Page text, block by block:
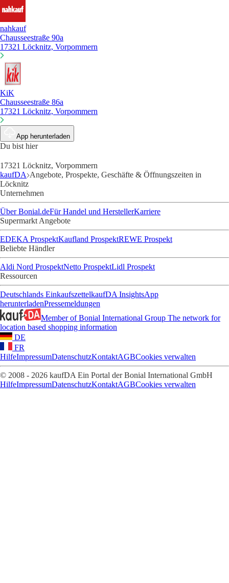
nahkauf
Chausseestraße 90a
17321 Löcknitz, Vorpommern
KiK
Chausseestraße 86a
17321 Löcknitz, Vorpommern
App herunterladen
Du bist hier
17321 Löcknitz, Vorpommern
kaufDA Angebote, Prospekte, Geschäfte & Öffnungszeiten in
Löcknitz
Unternehmen
Über Bonial.deFür Handel und HerstellerKarriere
Supermarkt Angebote
EDEKA ProspektKaufland ProspektREWE Prospekt
Beliebte Händler
Aldi Nord ProspektNetto ProspektLidl Prospekt
Ressourcen
Deutschlands EinkaufszettelkaufDA InsightsApp
herunterladenPressemeldungen
Member of Bonial International Group The network for
location based shopping information
DE
FR
HilfeImpressumDatenschutzKontaktAGBCookies verwalten
© 2008 - 2026 kaufDA Ein Portal der Bonial International GmbH
HilfeImpressumDatenschutzKontaktAGBCookies verwalten